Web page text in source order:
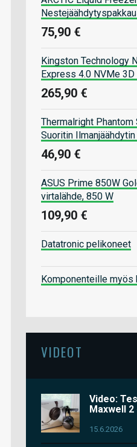
75,90 €
Kingston Technology
Express 4.0 NVMe 3D
265,90 €
Thermalright Phantom
Suoritin
46,90 €
ASUS Prime 850W
virtalähde, 850 W
109,90 €
Datatronic pelikoneet
Komponenteille myös
VIDEOT
Video:
Maxwell
15.6.2026